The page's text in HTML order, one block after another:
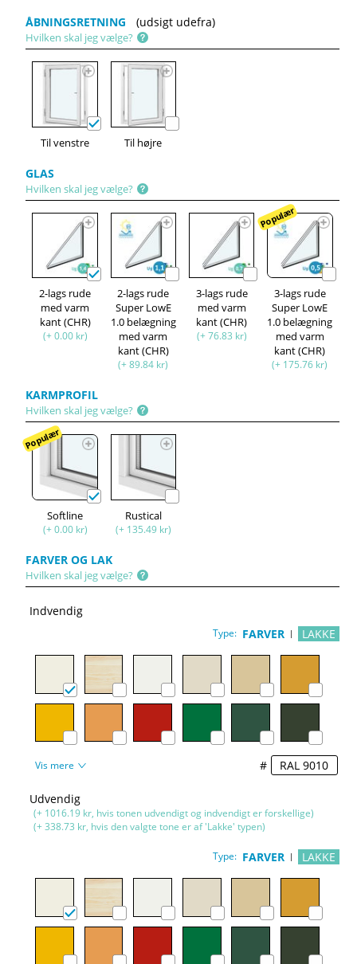
ÅBNINGSRETNING (udsigt udefra)
Hvilken skal jeg vælge?
Til venstre Til højre
GLAS
Hvilken skal jeg vælge?
2-lags rude
med varm
kant (CHR)
(+ 0.00 kr)
2-lags rude
Super LowE
1.0 belægning
med varm
kant (CHR)
(+ 89.84 kr)
3-lags rude
med varm
kant (CHR)
(+ 76.83 kr)
Populær
3-lags rude
Super LowE
1.0 belægning
med varm
kant (CHR)
(+ 175.76 kr)
KARMPROFIL
Hvilken skal jeg vælge?
Populær
Softline
(+ 0.00 kr)
Rustical
(+ 135.49 kr)
FARVER OG LAK
Hvilken skal jeg vælge?
Indvendig
Type: FARVER LAKKE
Vis mere #
Udvendig
(+ 1016.19 kr, hvis tonen udvendigt og indvendigt er forskellige)
(+ 338.73 kr, hvis den valgte tone er af 'Lakke' typen)
Type: FARVER LAKKE